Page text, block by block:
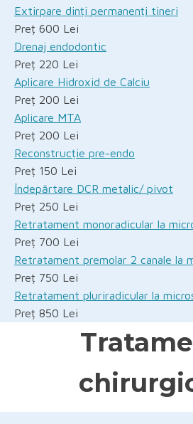
Extirpare dinți permanenți tineri
Preț 600 Lei
Drenaj endodontic
Preț 220 Lei
Aplicare Hidroxid de Calciu
Preț 200 Lei
Aplicare MTA
Preț 200 Lei
Reconstrucție pre-endo
Preț 150 Lei
Îndepărtare DCR metalic/ pivot
Preț 250 Lei
Retratament monoradicular la
Preț 700 Lei
Retratament premolar 2 canale la
Preț 750 Lei
Retratament pluriradicular la
Preț 850 Lei